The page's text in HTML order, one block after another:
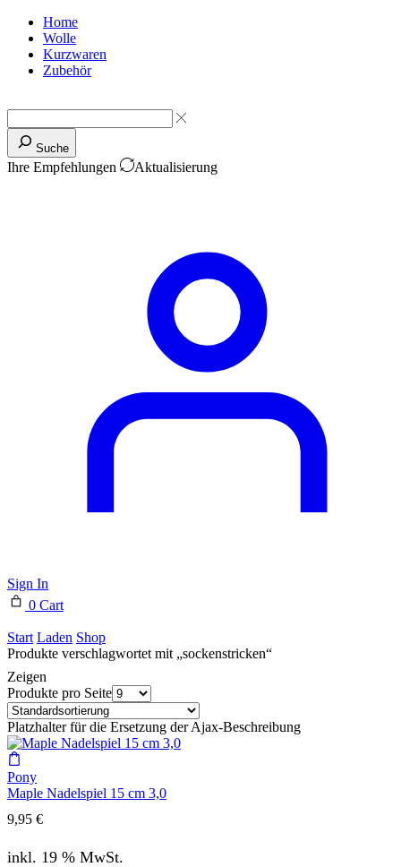
Home
Wolle
Kurzwaren
Zubehör
Suche
Ihre Empfehlungen Aktualisierung
Sign In
0 Cart
Start Laden Shop
Produkte verschlagwortet mit „sockenstricken“
Zeigen
Produkte pro Seite
Platzhalter für die Ersetzung der Ajax-Beschreibung
Pony
Maple Nadelspiel 15 cm 3,0
9,95 €
inkl. 19 % MwSt.